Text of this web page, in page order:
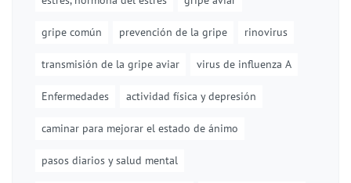
gripe común prevención de la gripe rinovirus
transmisión de la gripe aviar virus de influenza A
Enfermedades actividad física y depresión
caminar para mejorar el estado de ánimo
pasos diarios y salud mental